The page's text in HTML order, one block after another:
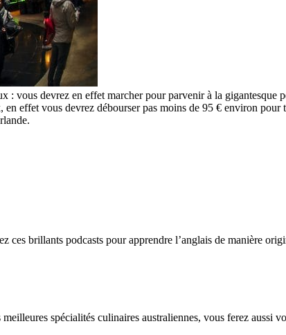
: vous devrez en effet marcher pour parvenir à la gigantesque
effet vous devrez débourser pas moins de 95 € environ
ces brillants podcasts pour apprendre l’anglais de manière
spécialités culinaires australiennes, vous ferez aussi